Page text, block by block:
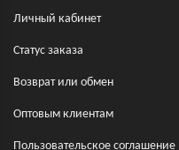
Личный кабинет
Статус заказа
Возврат или обмен
Оптовым клиентам
Пользовательское соглашение